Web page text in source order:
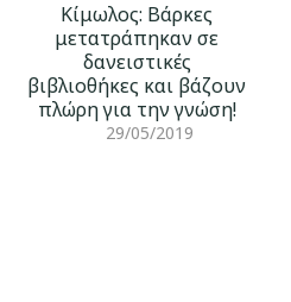
Κίμωλος: Βάρκες
μετατράπηκαν σε
δανειστικές
βιβλιοθήκες και βάζουν
πλώρη για την γνώση!
29/05/2019